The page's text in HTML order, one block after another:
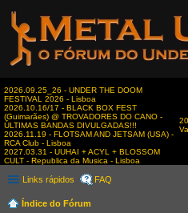
2026.09.25_26 - UNDER THE DOOM
FESTIVAL 2026 - Lisboa
2026.10.16/17 - BLACK BOX FEST
(Guimarães) @ TROVADORES DO CANO -
ÚLTIMAS BANDAS DIVULGADAS!!!
2026.11.19 - FLOTSAM AND JETSAM (USA) -
RCA Club - Lisboa
2027.03.31 - UUHAI + ACYL + BLOSSOM
CULT - Republica da Musica - Lisboa
Links rápidos FAQ
Índice do Fórum